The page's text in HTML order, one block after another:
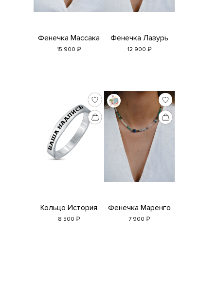
Фенечка Массака
15 900 ₽
Фенечка Лазурь
12 900 ₽
Кольцо История
8 500 ₽
Фенечка Маренго
7 900 ₽